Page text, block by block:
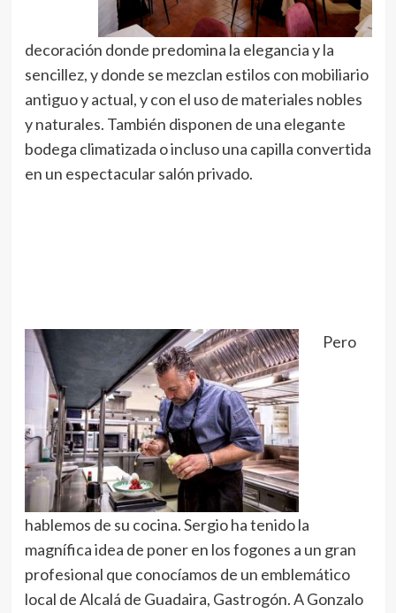
decoración donde predomina la elegancia y la
sencillez, y donde se mezclan estilos con mobiliario
antiguo y actual, y con el uso de materiales nobles
y naturales. También disponen de una elegante
bodega climatizada o incluso una capilla convertida
en un espectacular salón privado.
Pero
hablemos de su cocina. Sergio ha tenido la
magnífica idea de poner en los fogones a un gran
profesional que conocíamos de un emblemático
local de Alcalá de Guadaira, Gastrogón. A Gonzalo